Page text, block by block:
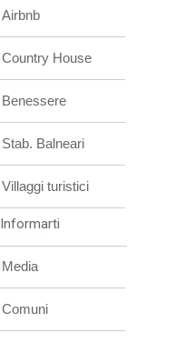
Airbnb
Country House
Benessere
Stab. Balneari
Villaggi turistici
Informarti
Media
Comuni